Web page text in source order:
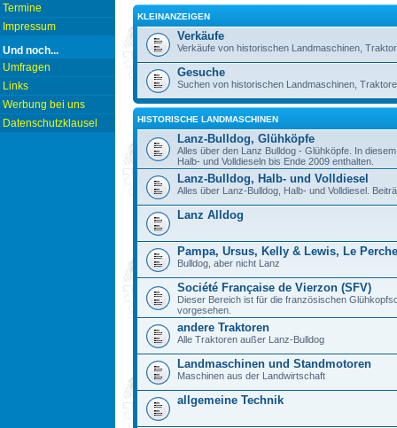
Termine
Impressum
Und noch...
Umfragen
Links
Werbung bei uns
Datenschutzklausel
KLEINANZEIGEN
Verkäufe
Verkäufe von historischen Landmaschinen,
Gesuche
Suchen von historischen Landmaschinen,
HISTORISCHE LANDMASCHINEN
Lanz-Bulldog, Glühköpfe
Alles über den Lanz Bulldog - Glühköpfe. In
Halb- und Volldieseln bis Ende 2009 enthalten.
Lanz-Bulldog, Halb- und Volldiesel
Alles über Lanz-Bulldog, Halb- und Volldiesel.
Lanz Alldog
Pampa, Ursus, Kelly & Lewis, Le
Bulldog, aber nicht Lanz
Société Française de Vierzon (SFV)
Dieser Bereich ist für die französischen
vorgesehen.
andere Traktoren
Alle Traktoren außer Lanz-Bulldog
Landmaschinen und Standmotoren
Maschinen aus der Landwirtschaft
allgemeine Technik